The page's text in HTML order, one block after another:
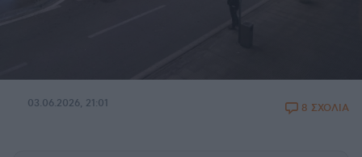
03.06.2026, 21:01 8 ΣΧΟΛΙΑ